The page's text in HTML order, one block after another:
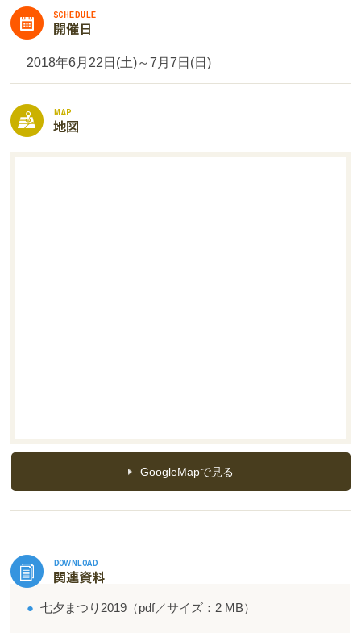
2018年6月22日(土)～7月7日(日)
GoogleMapで見る
●七夕まつり2019（pdf／サイズ：2 MB）